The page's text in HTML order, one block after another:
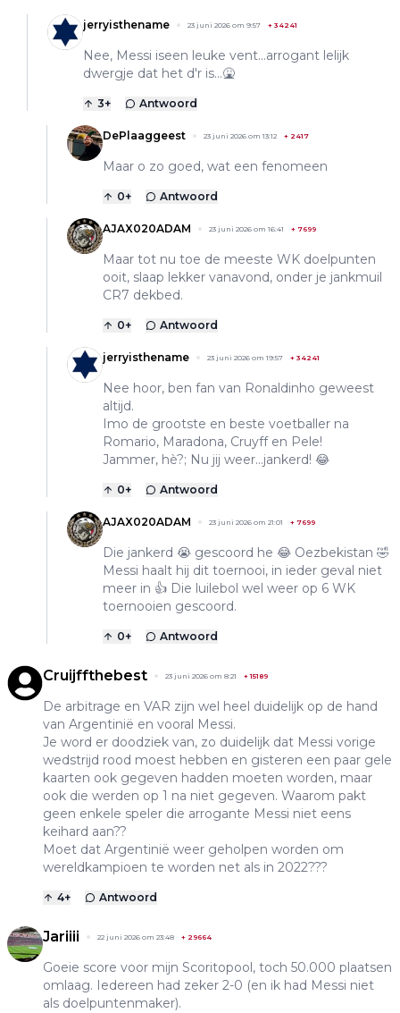
jerryisthename 23 juni 2026 om 9:57 + 34241
Nee, Messi iseen leuke vent...arrogant lelijk
dwergje dat het d'r is...🤮
3+ Antwoord
DePlaaggeest 23 juni 2026 om 13:12 + 2417
Maar o zo goed, wat een fenomeen
0+ Antwoord
AJAX020ADAM 23 juni 2026 om 16:41 + 7699
Maar tot nu toe de meeste WK doelpunten
ooit, slaap lekker vanavond, onder je jankmuil
CR7 dekbed.
0+ Antwoord
jerryisthename 23 juni 2026 om 19:57 + 34241
Nee hoor, ben fan van Ronaldinho geweest
altijd.
Imo de grootste en beste voetballer na
Romario, Maradona, Cruyff en Pele!
Jammer, hè?; Nu jij weer...jankerd! 😂
0+ Antwoord
AJAX020ADAM 23 juni 2026 om 21:01 + 7699
Die jankerd 😭 gescoord he 😂 Oezbekistan 🤣
Messi haalt hij dit toernooi, in ieder geval niet
meer in 👍 Die luilebol wel weer op 6 WK
toernooien gescoord.
0+ Antwoord
Cruijffthebest 23 juni 2026 om 8:21 +15189
De arbitrage en VAR zijn wel heel duidelijk op de hand
van Argentinië en vooral Messi.
Je word er doodziek van, zo duidelijk dat Messi vorige
wedstrijd rood moest hebben en gisteren een paar gele
kaarten ook gegeven hadden moeten worden, maar
ook die werden op 1 na niet gegeven. Waarom pakt
geen enkele speler die arrogante Messi niet eens
keihard aan??
Moet dat Argentinië weer geholpen worden om
wereldkampioen te worden net als in 2022???
4+ Antwoord
Jariiii 22 juni 2026 om 23:48 + 29664
Goeie score voor mijn Scoritopool, toch 50.000 plaatsen
omlaag. Iedereen had zeker 2-0 (en ik had Messi niet
als doelpuntenmaker).